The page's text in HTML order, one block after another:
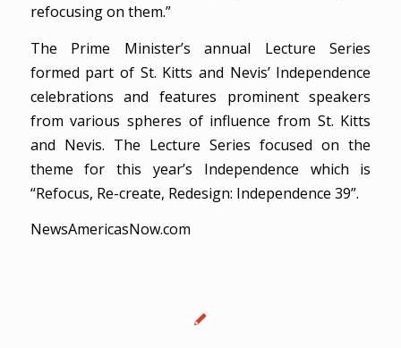
refocusing on them.”
The Prime Minister’s annual Lecture Series
formed part of St. Kitts and Nevis’ Independence
celebrations and features prominent speakers
from various spheres of influence from St. Kitts
and Nevis. The Lecture Series focused on the
theme for this year’s Independence which is
“Refocus, Re-create, Redesign: Independence 39”.
NewsAmericasNow.com